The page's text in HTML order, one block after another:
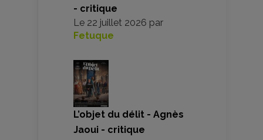
- critique
Le 22 juillet 2026 par
Fetuque
L’objet du délit - Agnès
Jaoui - critique